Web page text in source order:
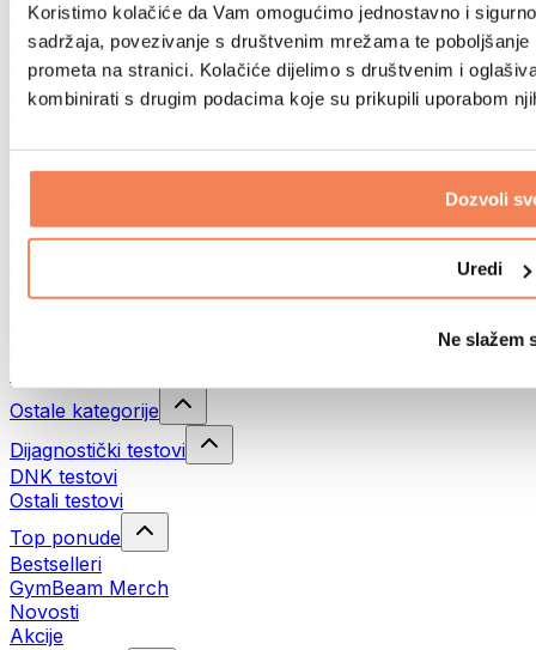
Koristimo kolačiće da Vam omogućimo jednostavno i
sadržaja, povezivanje s društvenim mrežama te
prometa na stranici. Kolačiće dijelimo s društvenim i
kombinirati s drugim podacima koje su prikupili uporabom
Dozvoli
Uredi
Ne slažem
Biciklizam
Joga i pilates
Kupanje hladnom vodom
Plivanje
Planinarenje
Biohacking
Terapija crvenim svjetlom
Eko kućanstvo
Ostale kategorije
Dijagnostički testovi
DNK testovi
Ostali testovi
Top ponude
Bestselleri
GymBeam Merch
Novosti
Akcije